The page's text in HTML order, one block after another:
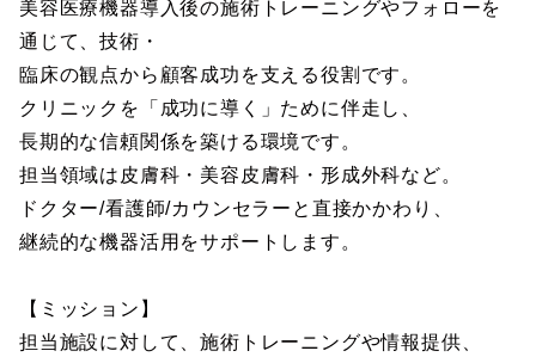
美容医療機器導入後の施術トレーニングやフォローを
通じて、技術・
臨床の観点から顧客成功を支える役割です。
クリニックを「成功に導く」ために伴走し、
長期的な信頼関係を築ける環境です。
担当領域は皮膚科・美容皮膚科・形成外科など。
ドクター/看護師/カウンセラーと直接かかわり、
継続的な機器活用をサポートします。
【ミッション】
担当施設に対して、施術トレーニングや情報提供、